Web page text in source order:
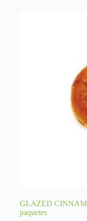
GLAZED
paquetes